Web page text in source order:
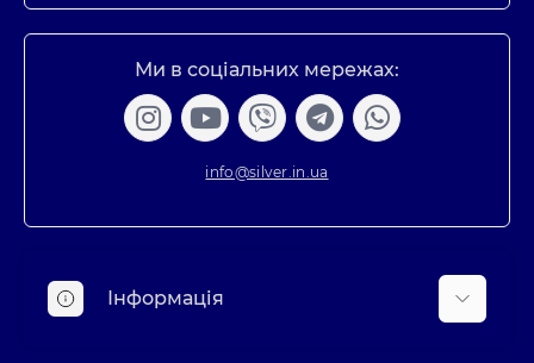
Ми в соціальних мережах:
info@silver.in.ua
Інформація